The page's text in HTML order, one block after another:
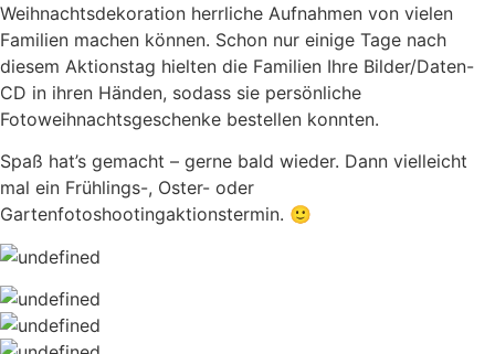
Weihnachtsdekoration herrliche Aufnahmen von vielen
Familien machen können. Schon nur einige Tage nach
diesem Aktionstag hielten die Familien Ihre Bilder/Daten-
CD in ihren Händen, sodass sie persönliche
Fotoweihnachtsgeschenke bestellen konnten.
Spaß hat’s gemacht – gerne bald wieder. Dann vielleicht
mal ein Frühlings-, Oster- oder
Gartenfotoshootingaktionstermin. 🙂